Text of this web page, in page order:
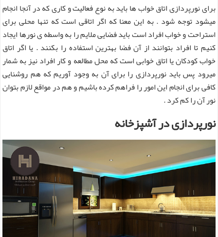
برای نورپردازی اتاق خواب ها باید به نوع فعالیت و کاری که در آنجا انجام
میشود توجه شود . به این معنا که اگر اتاقی است که تنها محلی برای
استراحت و خواب افراد است باید فضایی ملایم را به واسطه ی نورها ایجاد
کنیم تا افراد بتوانند از آن فضا بهترین استفاده را بکنند . یا اگر اتاق
خواب کودکان یا اتاق خوابی است که محل مطالعه و کار افراد نیز به شمار
میرود پس باید نورپردازی را برای آن به وجود آوریم که هم روشنایی
کافی برای انجام این امور را فراهم کرده باشیم و هم در مواقع لازم بتوان
نور آن را کم کرد .
نورپردازی در آشپزخانه